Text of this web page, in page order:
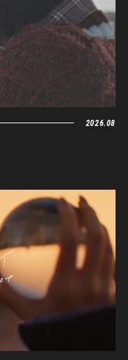
2026.08